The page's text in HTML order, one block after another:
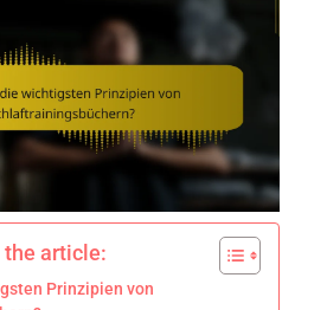
the article:
Prinzipien von